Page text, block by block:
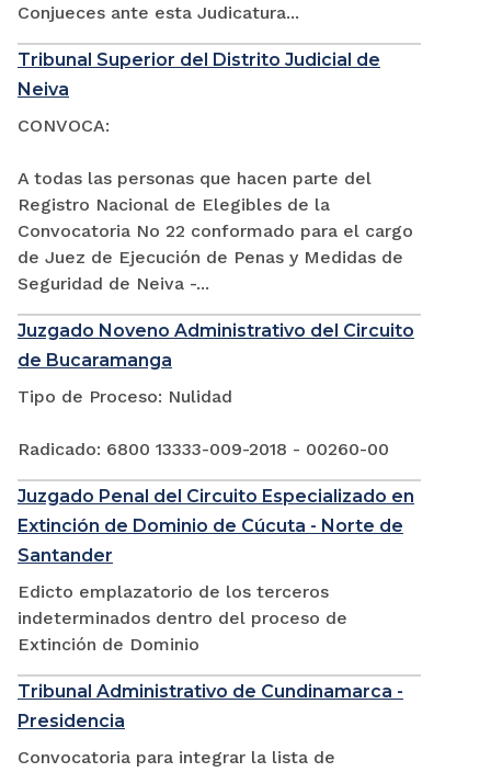
Conjueces ante esta Judicatura...
Tribunal Superior del Distrito Judicial de
Neiva
CONVOCA:
A todas las personas que hacen parte del
Registro Nacional de Elegibles de la
Convocatoria No 22 conformado para el cargo
de Juez de Ejecución de Penas y Medidas de
Seguridad de Neiva -...
Juzgado Noveno Administrativo del Circuito
de Bucaramanga
Tipo de Proceso: Nulidad
Radicado: 6800 13333-009-2018 - 00260-00
Juzgado Penal del Circuito Especializado en
Extinción de Dominio de Cúcuta - Norte de
Santander
Edicto emplazatorio de los terceros
indeterminados dentro del proceso de
Extinción de Dominio
Tribunal Administrativo de Cundinamarca -
Presidencia
Convocatoria para integrar la lista de